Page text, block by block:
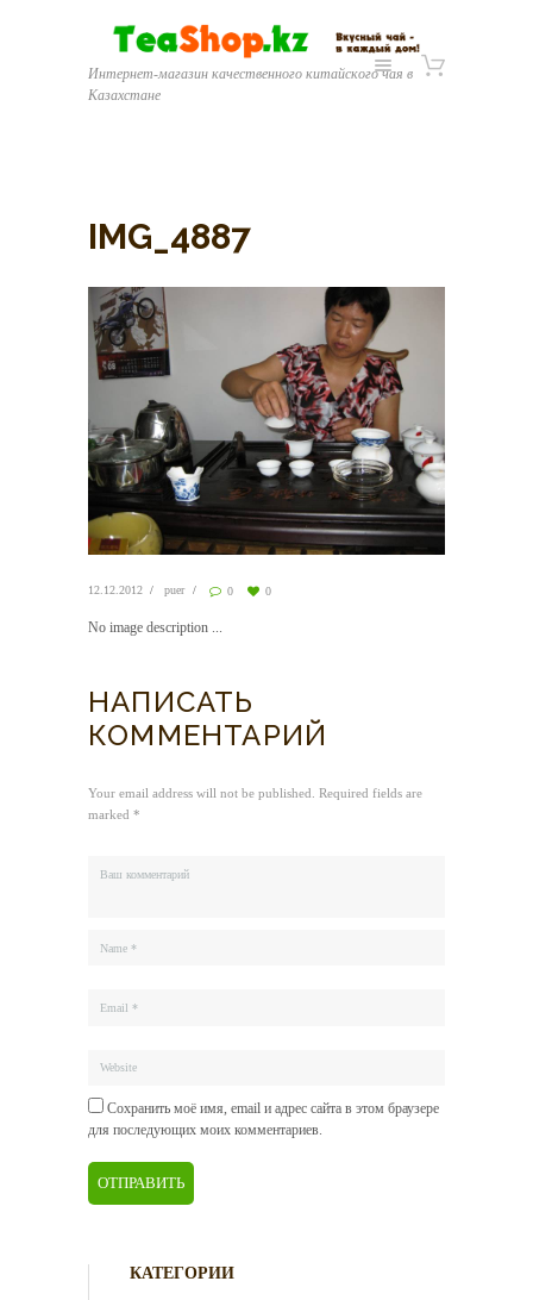
Интернет-магазин качественного китайского чая в
Казахстане
IMG_4887
12.12.2012 puer 0 0
No image description ...
НАПИСАТЬ
КОММЕНТАРИЙ
Your email address will not be published. Required fields are
marked *
Сохранить моё имя, email и адрес сайта в этом браузере
для последующих моих комментариев.
КАТЕГОРИИ